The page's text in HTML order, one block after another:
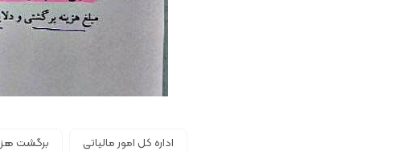
اداره کل امور مالیاتی برگشت